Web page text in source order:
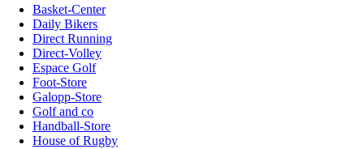
Basket-Center
Daily Bikers
Direct Running
Direct-Volley
Espace Golf
Foot-Store
Galopp-Store
Golf and co
Handball-Store
House of Rugby